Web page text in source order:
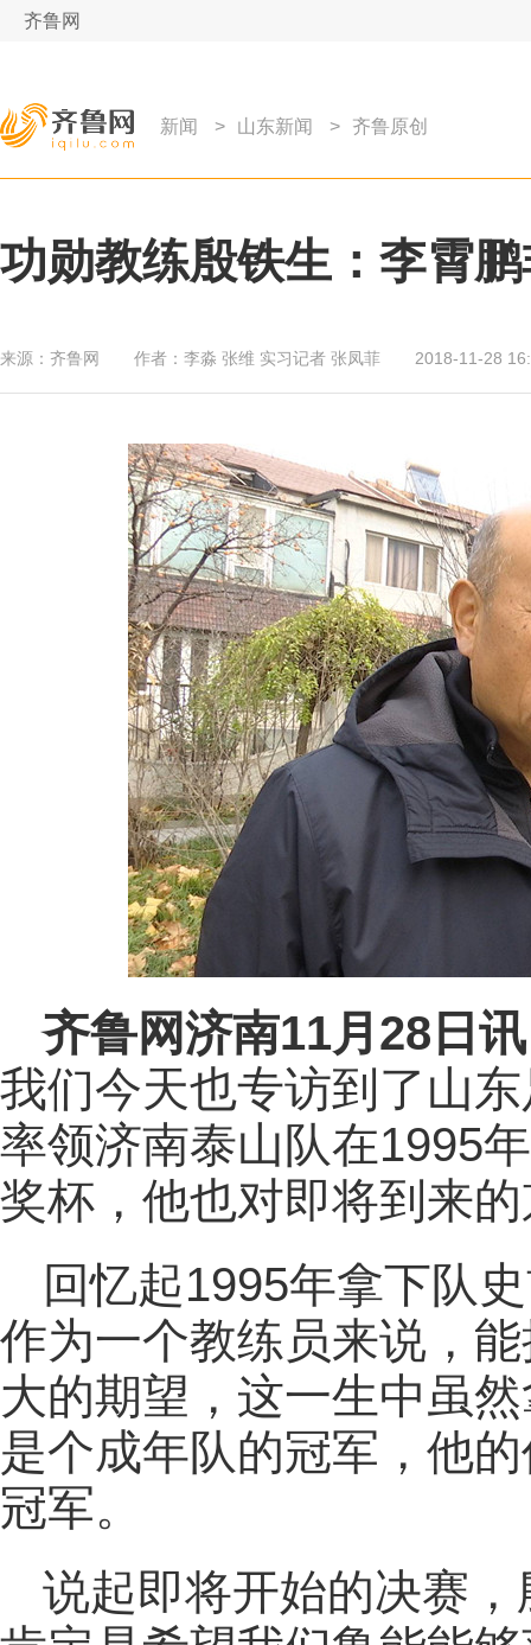
齐鲁网
新闻 > 山东新闻 > 齐鲁原创
功勋教练殷铁生：李霄
来源： 齐鲁网 作者： 李淼 张维 实习记者 张凤菲 2018-11-28
齐鲁网济南11月28日讯
我们今天也专访到了山
率领济南泰山队在1995
奖杯，他也对即将到来
回忆起1995年拿下队
作为一个教练员来说，
大的期望，这一生中虽
是个成年队的冠军，他
冠军。
说起即将开始的决赛